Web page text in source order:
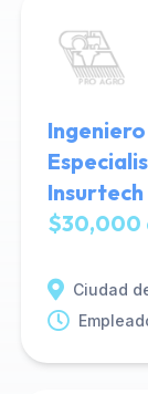
Insurtech
$30,000
Ciudad